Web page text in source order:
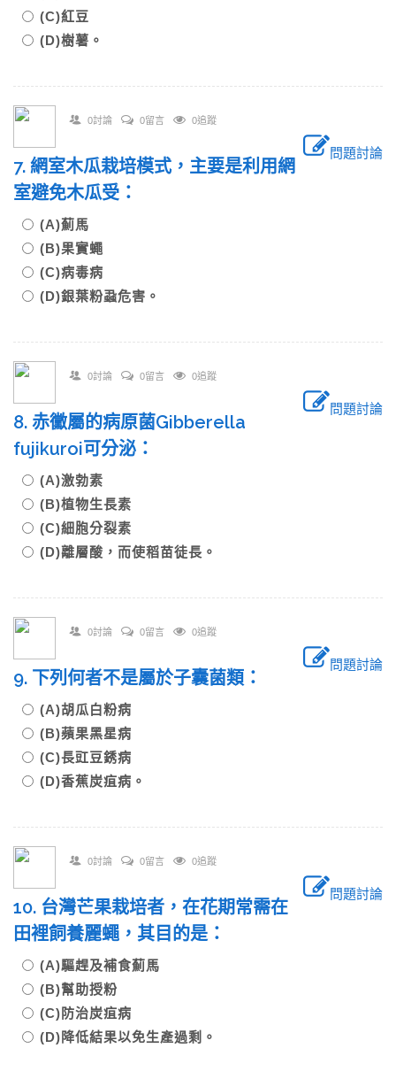
(C)紅豆
(D)樹薯。
0討論 0留言 0追蹤
問題討論
7. 網室木瓜栽培模式，主要是利用網
室避免木瓜受：
(A)薊馬
(B)果實蠅
(C)病毒病
(D)銀葉粉蝨危害。
0討論 0留言 0追蹤
問題討論
8. 赤黴屬的病原菌Gibberella
fujikuroi可分泌：
(A)激勃素
(B)植物生長素
(C)細胞分裂素
(D)離層酸，而使稻苗徒長。
0討論 0留言 0追蹤
問題討論
9. 下列何者不是屬於子囊菌類：
(A)胡瓜白粉病
(B)蘋果黑星病
(C)長豇豆銹病
(D)香蕉炭疽病。
0討論 0留言 0追蹤
問題討論
10. 台灣芒果栽培者，在花期常需在
田裡飼養麗蠅，其目的是：
(A)驅趕及補食薊馬
(B)幫助授粉
(C)防治炭疽病
(D)降低結果以免生產過剩。